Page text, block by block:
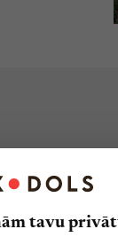
tavu